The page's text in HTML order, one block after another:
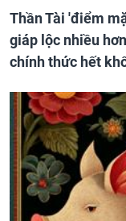
Thần Tài 'điểm
giáp lộc nhiều
chính thức hết